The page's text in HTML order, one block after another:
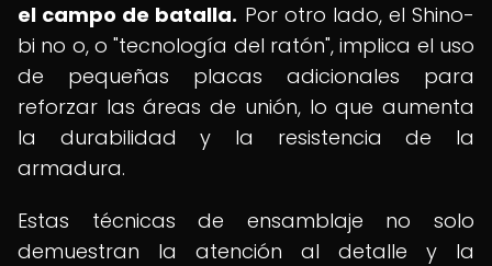
el campo de batalla. Por otro lado, el Shino-
bi no o, o "tecnología del ratón", implica el uso
de pequeñas placas adicionales para
reforzar las áreas de unión, lo que aumenta
la durabilidad y la resistencia de la
armadura.
Estas técnicas de ensamblaje no solo
demuestran la atención al detalle y la